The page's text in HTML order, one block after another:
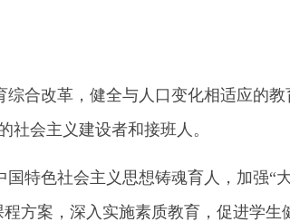
合改革，健全与人口变化相适应的教
社会主义建设者和接班人。
特色社会主义思想铸魂育人，加强“
方案，深入实施素质教育，促进学生